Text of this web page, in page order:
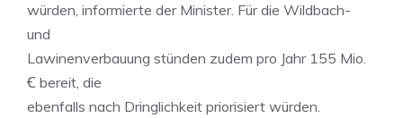
würden, informierte der Minister. Für die Wildbach-
und
Lawinenverbauung stünden zudem pro Jahr 155 Mio.
Ꞓ bereit, die
ebenfalls nach Dringlichkeit priorisiert würden.